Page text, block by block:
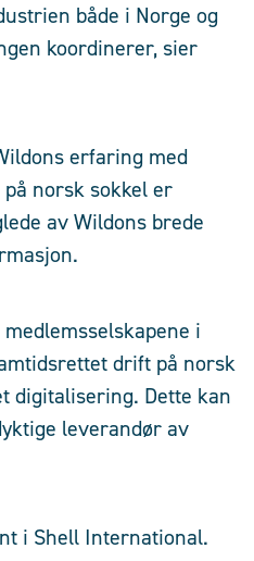
både i Norge og
koordinerer, sier
erfaring med
norsk sokkel er
av Wildons brede
i
drift på norsk
digitalisering. Dette kan
leverandør av
i Shell International.